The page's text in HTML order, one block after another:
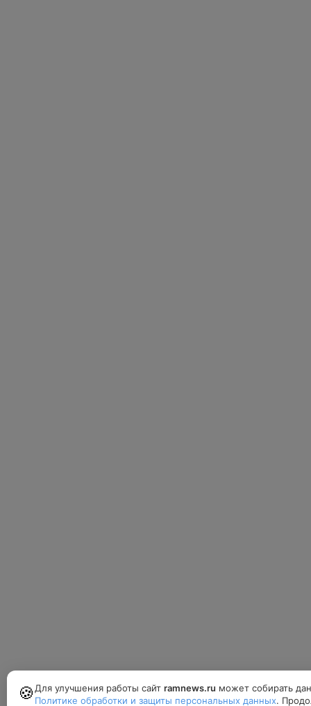
🍪 Для улучшения работы сайт ramnews.ru может собирать
Политике обработки и защиты персональных данных.